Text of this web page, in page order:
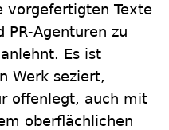
vorgefertigten Texte
PR-Agenturen zu
Es ist
Werk seziert,
offenlegt, auch mit
oberflächlichen